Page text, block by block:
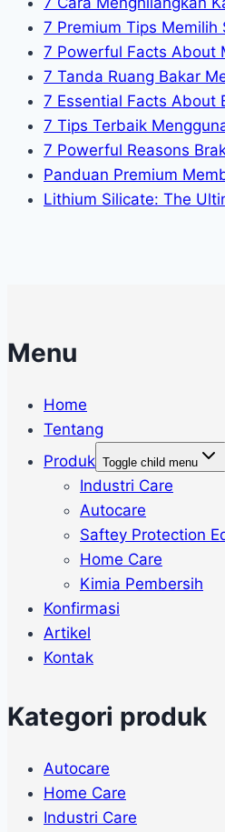
7 Premium Tips Memilih
7 Powerful Facts About
7 Tanda Ruang Bakar
7 Essential Facts About
7 Tips Terbaik
7 Powerful Reasons
Panduan Premium
Lithium Silicate: The
Menu
Home
Tentang
Produk Toggle child menu
Industri Care
Autocare
Saftey Protection
Home Care
Kimia Pembersih
Konfirmasi
Artikel
Kontak
Kategori produk
Autocare
Home Care
Industri Care